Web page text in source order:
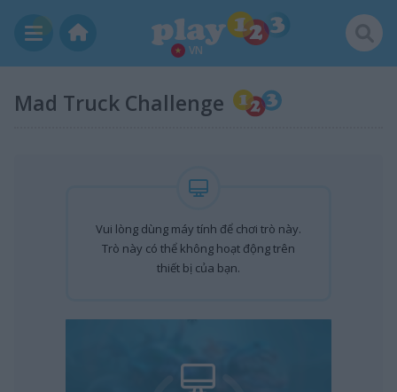
VN
Mad Truck Challenge
Vui lòng dùng máy tính để chơi trò này.
Trò này có thể không hoạt động trên
thiết bị của bạn.